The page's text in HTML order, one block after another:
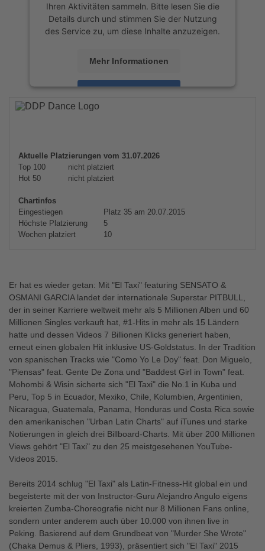
Ihren Aktivitäten sammeln. Bitte lesen Sie die
Details durch und stimmen Sie der Nutzung
des Service zu, um diese Inhalte anzuzeigen.
Mehr Informationen
Akzeptieren
powered by
Aktuelle Platzierungen vom 31.07.2026
Top 100
nicht platziert
Hot 50
nicht platziert
Chartinfos
Eingestiegen
Platz 35 am 20.07.2015
Höchste Platzierung
5
Wochen platziert
10
Er hat es wieder getan: Mit "El Taxi" featuring SENSATO &
OSMANI GARCIA landet der internationale Superstar PITBULL,
der in seiner Karriere weltweit mehr als 5 Millionen Alben und 60
Millionen Singles verkauft hat, #1-Hits in mehr als 15 Ländern
hatte und dessen Videos 7 Billionen Klicks generiert haben,
erneut einen globalen Hit inklusive US-Goldstatus. In der Tradition
von spanischen Tracks wie "Como Yo Le Doy" feat. Don Miguelo,
"Piensas" feat. Gente De Zona und "Baddest Girl in Town" feat.
Mohombi & Wisin sicherte sich "El Taxi" die No.1 in Kuba und
Peru, Top 5 in Ecuador, Mexiko, Chile, Kolumbien, Argentinien,
Nicaragua, Guatemala, Panama, Honduras und Costa Rica sowie
den amerikanischen "Urban Latin Charts" auf iTunes und starke
Notierungen in gleich drei Billboard-Charts. Mit über 200 Millionen
Views gehört "El Taxi" zu den 25 meistgesehenen YouTube-
Videos 2015.
Bereits 2014 schlug "El Taxi" als Latin-Fitness-Hit global ein und
begeisterte mit der von Instructor-Guru Alejandro Angulo eigens
kreierten Zumba-Choreografie nicht nur 8 Millionen Fans online,
sondern unter anderem auch über 10.000 von ihnen live in
Peking. Basierend auf dem Grundbeat von "Murder She Wrote"
(Chaka Demus & Pliers, 1993), präsentiert sich "El Taxi" 2015